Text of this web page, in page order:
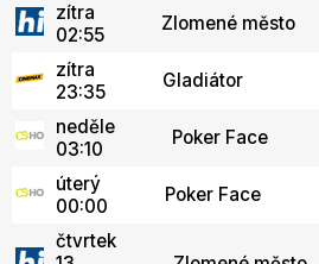
zítra
02:55
Zlomené město
zítra
23:35
Gladiátor
neděle
03:10
Poker Face
úterý
00:00
Poker Face
čtvrtek